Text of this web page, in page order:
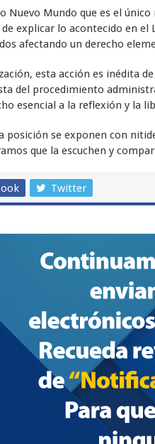
Nuevo Mundo que es el
explicar lo acontecido en el
afectando un derecho
esta acción es inédita
del procedimiento
esencial a la reflexión y la
posición se exponen con
que la escuchen y
Twitter